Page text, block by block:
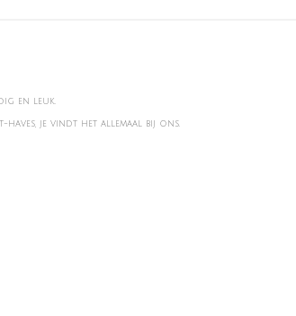
en leuk.
je vindt het allemaal bij ons.